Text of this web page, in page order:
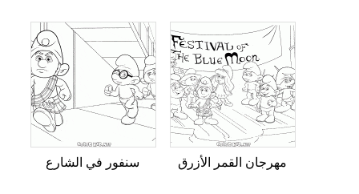
سنفور في الشارع مهرجان القمر الأزرق